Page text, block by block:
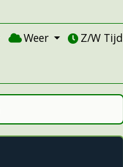
Weer Z/W Tijd